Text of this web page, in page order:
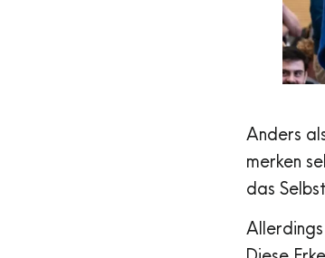
Anders
merken
das